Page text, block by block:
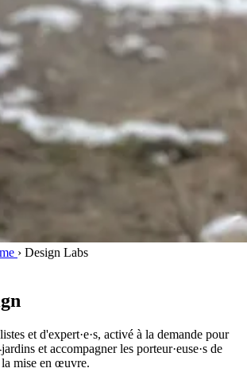
› Design Labs
et d'expert·e·s, activé à la demande pour
et accompagner les porteur·euse·s de
mise en œuvre.